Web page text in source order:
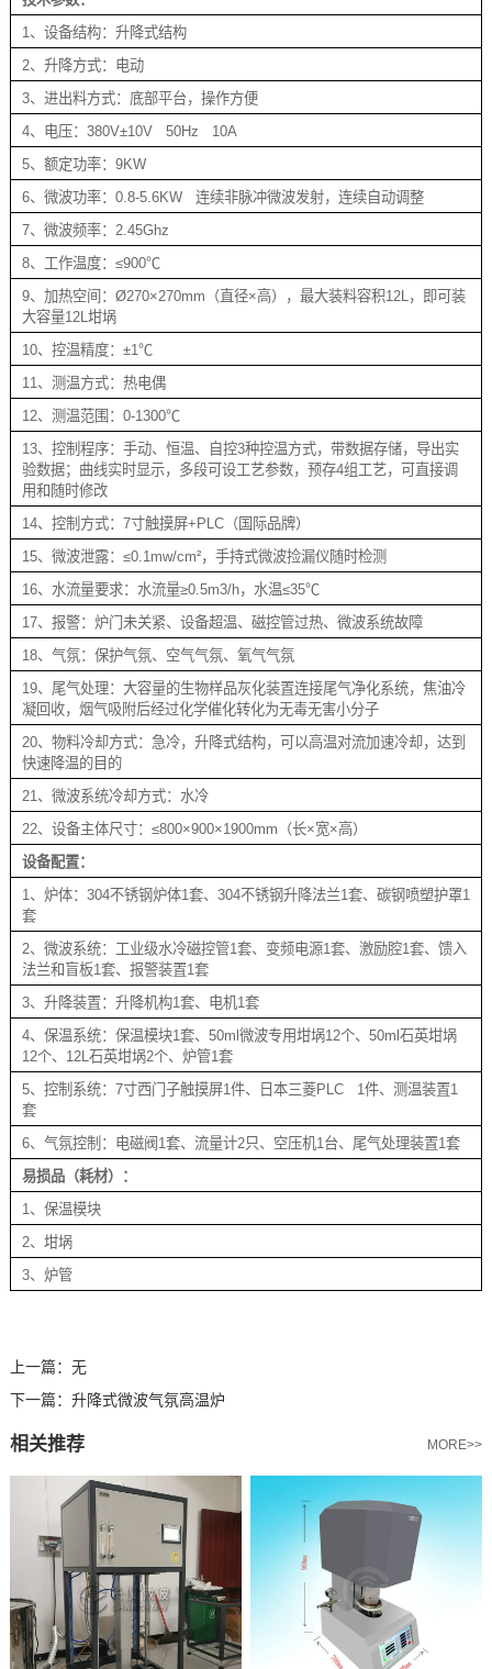
1、设备结构：升降式结构
2、升降方式：电动
3、进出料方式：底部平台，操作方便
4、电压：380V±10V 50Hz 10A
5、额定功率：9KW
6、微波功率：0.8-5.6KW 连续非脉冲微波发射，连续自动调整
7、微波频率：2.45Ghz
8、工作温度：≤900℃
9、加热空间：Ø270×270mm（直径×高），最大装料容积12L，即可装
大容量12L坩埚
10、控温精度：±1℃
11、测温方式：热电偶
12、测温范围：0-1300℃
13、控制程序：手动、恒温、自控3种控温方式，带数据存储，导出实
验数据；曲线实时显示，多段可设工艺参数，预存4组工艺，可直接调
用和随时修改
14、控制方式：7寸触摸屏+PLC（国际品牌）
15、微波泄露：≤0.1mw/cm²，手持式微波捡漏仪随时检测
16、水流量要求：水流量≥0.5m3/h，水温≤35℃
17、报警：炉门未关紧、设备超温、磁控管过热、微波系统故障
18、气氛：保护气氛、空气气氛、氧气气氛
19、尾气处理：大容量的生物样品灰化装置连接尾气净化系统，焦油冷
凝回收，烟气吸附后经过化学催化转化为无毒无害小分子
20、物料冷却方式：急冷，升降式结构，可以高温对流加速冷却，达到
快速降温的目的
21、微波系统冷却方式：水冷
22、设备主体尺寸：≤800×900×1900mm（长×宽×高）
设备配置：
1、炉体：304不锈钢炉体1套、304不锈钢升降法兰1套、碳钢喷塑护罩1
套
2、微波系统：工业级水冷磁控管1套、变频电源1套、激励腔1套、馈入
法兰和盲板1套、报警装置1套
3、升降装置：升降机构1套、电机1套
4、保温系统：保温模块1套、50ml微波专用坩埚12个、50ml石英坩埚
12个、12L石英坩埚2个、炉管1套
5、控制系统：7寸西门子触摸屏1件、日本三菱PLC 1件、测温装置1
套
6、气氛控制：电磁阀1套、流量计2只、空压机1台、尾气处理装置1套
易损品（耗材）：
1、保温模块
2、坩埚
3、炉管
上一篇： 无
下一篇： 升降式微波气氛高温炉
相关推荐 MORE>>